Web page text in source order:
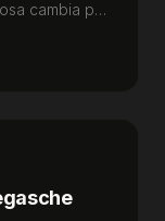
cambia per